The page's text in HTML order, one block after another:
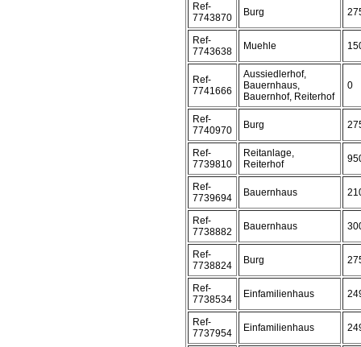
Ref-
7743870
Burg
Ref-
7743638
Muehle
Ref-
7741666
Aussiedlerhof,
Bauernhaus,
Bauernhof, Reiterhof
0
Ref-
7740970
Burg
Ref-
7739810
Reitanlage,
Reiterhof
Ref-
7739694
Bauernhaus
Ref-
7738882
Bauernhaus
Ref-
7738824
Burg
Ref-
7738534
Einfamilienhaus
Ref-
7737954
Einfamilienhaus